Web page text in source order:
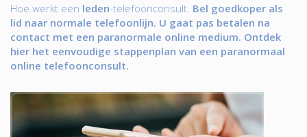
Hoe werkt een leden-telefoonconsult. Bel goedkoper als
lid naar normale telefoonlijn. U gaat pas betalen na
contact met een paranormale online medium. Ontdek
hier het eenvoudige stappenplan van een paranormaal
online telefoonconsult.